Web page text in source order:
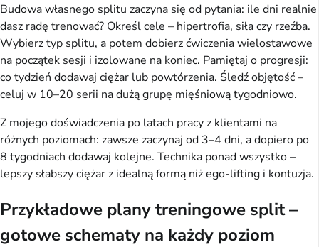
Budowa własnego splitu zaczyna się od pytania: ile dni realnie
dasz radę trenować? Określ cele – hipertrofia, siła czy rzeźba.
Wybierz typ splitu, a potem dobierz ćwiczenia wielostawowe
na początek sesji i izolowane na koniec. Pamiętaj o progresji:
co tydzień dodawaj ciężar lub powtórzenia. Śledź objętość –
celuj w 10–20 serii na dużą grupę mięśniową tygodniowo.
Z mojego doświadczenia po latach pracy z klientami na
różnych poziomach: zawsze zaczynaj od 3–4 dni, a dopiero po
8 tygodniach dodawaj kolejne. Technika ponad wszystko –
lepszy słabszy ciężar z idealną formą niż ego-lifting i kontuzja.
Przykładowe plany treningowe split –
gotowe schematy na każdy poziom